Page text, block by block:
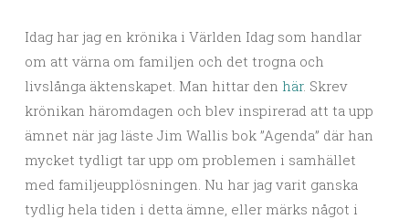
Idag har jag en krönika i Världen Idag som handlar
om att värna om familjen och det trogna och
livslånga äktenskapet. Man hittar den här. Skrev
krönikan häromdagen och blev inspirerad att ta upp
ämnet när jag läste Jim Wallis bok ”Agenda” där han
mycket tydligt tar upp om problemen i samhället
med familjeupplösningen. Nu har jag varit ganska
tydlig hela tiden i detta ämne, eller märks något i